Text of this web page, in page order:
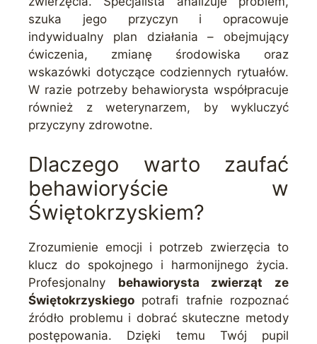
szuka jego przyczyn i opracowuje
indywidualny plan działania – obejmujący
ćwiczenia, zmianę środowiska oraz
wskazówki dotyczące codziennych rytuałów.
W razie potrzeby behawiorysta współpracuje
również z weterynarzem, by wykluczyć
przyczyny zdrowotne.
Dlaczego warto zaufać
behawioryście w
Świętokrzyskiem?
Zrozumienie emocji i potrzeb zwierzęcia to
klucz do spokojnego i harmonijnego życia.
Profesjonalny behawiorysta zwierząt ze
Świętokrzyskiego potrafi trafnie rozpoznać
źródło problemu i dobrać skuteczne metody
postępowania. Dzięki temu Twój pupil